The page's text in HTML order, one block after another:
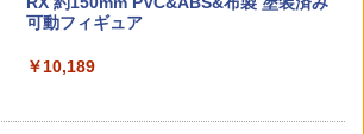
ハセガワ 1/24 ランチア ストラトス HF
ズギャラリー メタル系レアモンスター ×
MILITARY BASE エラスティックバンド
0.063inch-BK #1328-0063
可動フィギュア
￥10,189